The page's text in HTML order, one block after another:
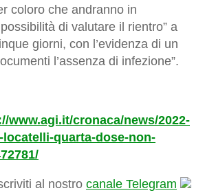
coloro che andranno in
di valutare il rientro” a
giorni, con l’evidenza di un
l’assenza di infezione”.
www.agi.it/cronaca/news/2022-
locatelli-quarta-dose-non-
al nostro canale Telegram